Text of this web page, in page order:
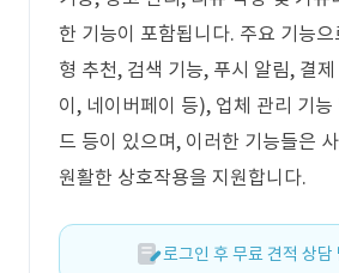
한 기능이 포함됩니다. 주요 기능
형 추천, 검색 기능, 푸시 알림, 결
이, 네이버페이 등), 업체 관리 기
드 등이 있으며, 이러한 기능들은
원활한 상호작용을 지원합니다.
로그인 후 무료 견적 상담